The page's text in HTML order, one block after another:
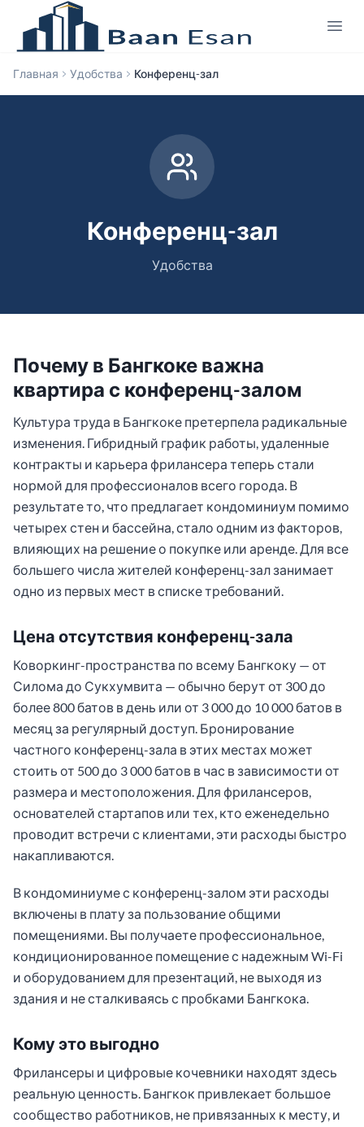
Главная Удобства Конференц-зал
Конференц-зал
Удобства
Почему в Бангкоке важна
квартира с конференц-залом
Культура труда в Бангкоке претерпела радикальные
изменения. Гибридный график работы, удаленные
контракты и карьера фрилансера теперь стали
нормой для профессионалов всего города. В
результате то, что предлагает кондоминиум помимо
четырех стен и бассейна, стало одним из факторов,
влияющих на решение о покупке или аренде. Для все
большего числа жителей конференц-зал занимает
одно из первых мест в списке требований.
Цена отсутствия конференц-зала
Коворкинг-пространства по всему Бангкоку — от
Силома до Сукхумвита — обычно берут от 300 до
более 800 батов в день или от 3 000 до 10 000 батов в
месяц за регулярный доступ. Бронирование
частного конференц-зала в этих местах может
стоить от 500 до 3 000 батов в час в зависимости от
размера и местоположения. Для фрилансеров,
основателей стартапов или тех, кто еженедельно
проводит встречи с клиентами, эти расходы быстро
накапливаются.
В кондоминиуме с конференц-залом эти расходы
включены в плату за пользование общими
помещениями. Вы получаете профессиональное,
кондиционированное помещение с надежным Wi-Fi
и оборудованием для презентаций, не выходя из
здания и не сталкиваясь с пробками Бангкока.
Кому это выгодно
Фрилансеры и цифровые кочевники находят здесь
реальную ценность. Бангкок привлекает большое
сообщество работников, не привязанных к месту, и